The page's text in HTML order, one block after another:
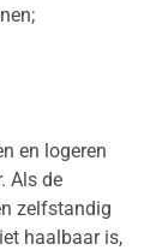
en logeren
Als de
zelfstandig
haalbaar is,